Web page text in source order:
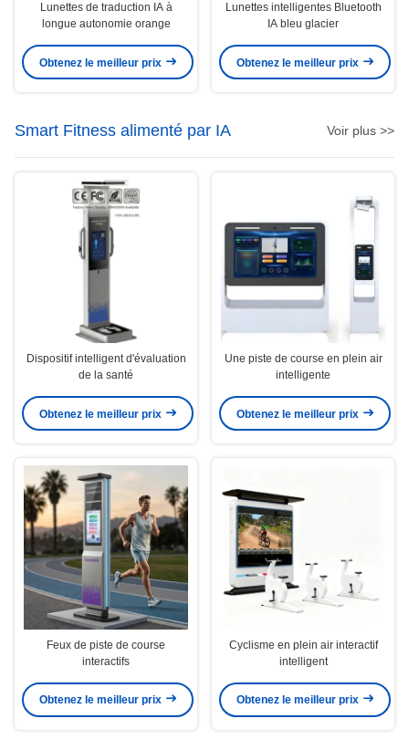
Lunettes de traduction IA à
longue autonomie orange
Obtenez le meilleur prix
Lunettes intelligentes Bluetooth
IA bleu glacier
Obtenez le meilleur prix
Smart Fitness alimenté par IA Voir plus >>
Dispositif intelligent d'évaluation
de la santé
Obtenez le meilleur prix
Une piste de course en plein air
intelligente
Obtenez le meilleur prix
Feux de piste de course
interactifs
Obtenez le meilleur prix
Cyclisme en plein air interactif
intelligent
Obtenez le meilleur prix